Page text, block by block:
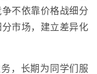
不依靠价格战细分
市场，建立差异化
，长期为同学们服